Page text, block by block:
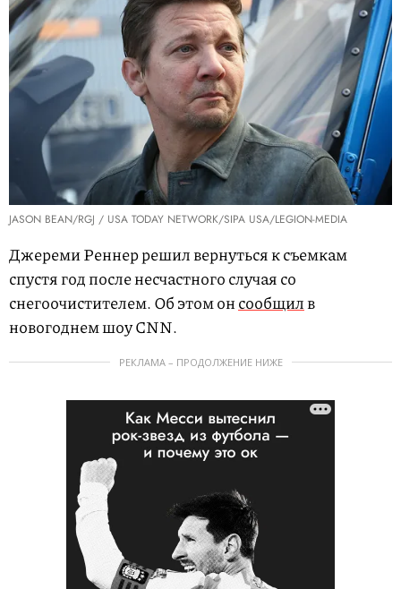
JASON BEAN/RGJ / USA TODAY NETWORK/SIPA USA/LEGION-MEDIA
Джереми Реннер решил вернуться к съемкам
спустя год после несчастного случая со
снегоочистителем. Об этом онсообщилв
новогоднем шоу CNN.
РЕКЛАМА – ПРОДОЛЖЕНИЕ НИЖЕ